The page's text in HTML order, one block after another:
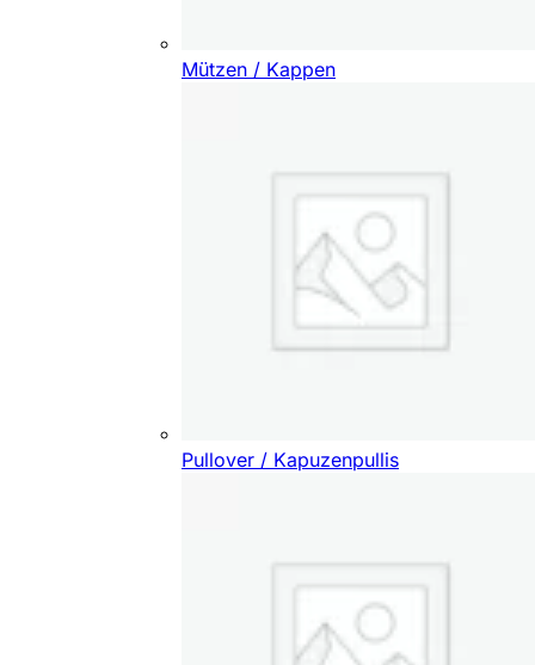
Mützen / Kappen
Pullover / Kapuzenpullis